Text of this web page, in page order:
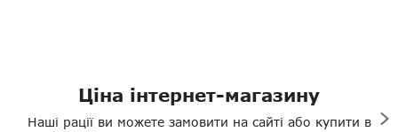
Ціна інтернет-магазину
Наші рації ви можете замовити на сайті або купити в